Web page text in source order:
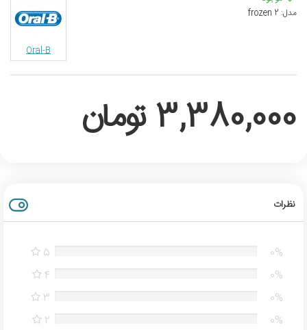
مدل: frozen 2
Oral-B
3,380,000 تومان
نظرات
5
0%
4
0%
3
0%
2
0%